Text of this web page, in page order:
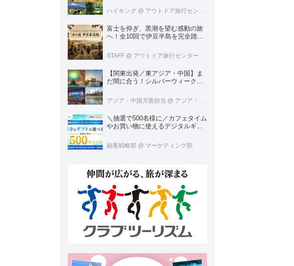
ングの旅＞
ハイキング @ アウトドア旅行センター
富士を仰ぎ、黒潮を望む感動の旅
へ！全10回で伊豆半島を完全踏破
ドツアー
STAFF @ アウトドア旅行センター
【関東出発／東アジア・中国】ま
だ間に合う！シルバーウィーク催
更新＞
アジア・中国方面担当 @ アジア・中国旅行センター
＼抽選で500名様に／カフェタイム
やお買い物に使えるデジタルギフ
顧客戦略部 @ マーケティング部